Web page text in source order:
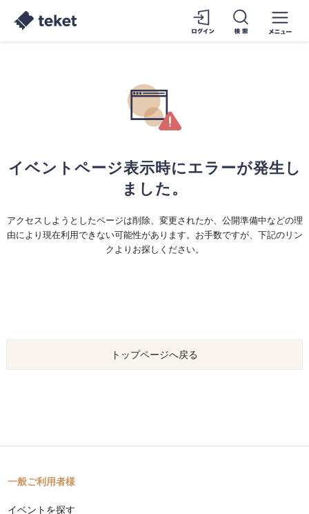
イベントページ表示時にエラーが発生し
ました。
アクセスしようとしたページは削除、変更されたか、公開準備中などの理
由により現在利用できない可能性があります。お手数ですが、下記のリン
クよりお探しください。
トップページへ戻る
一般ご利用者様
イベントを探す